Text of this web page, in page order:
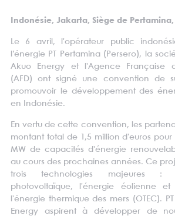
Indonésie, Jakarta, Siège de
Le 6 avril, l'opérateur public
l’énergie PT Pertamina (Persero), la
Akuo Energy et l'Agence Française
(AFD) ont signé une convention de
promouvoir le développement des
en Indonésie.
En vertu de cette convention, les
montant total de 1,5 million d'euros pour
MW de capacités d'énergie
au cours des prochaines années. Ce
trois technologies majeures :
photovoltaïque, l'énergie éolienne
l'énergie thermique des mers (OTEC).
Energy aspirent à développer de